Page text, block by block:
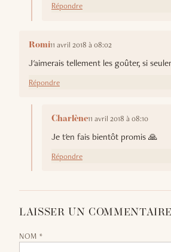
Répondre
Romi11 avril 2018 à 08:02
J'aimerais tellement les goûter, si
Répondre
Charlène11 avril 2018 à 08:10
Je t'en fais bientôt promis 🙏
Répondre
LAISSER UN COMMENTAIRE
NOM *